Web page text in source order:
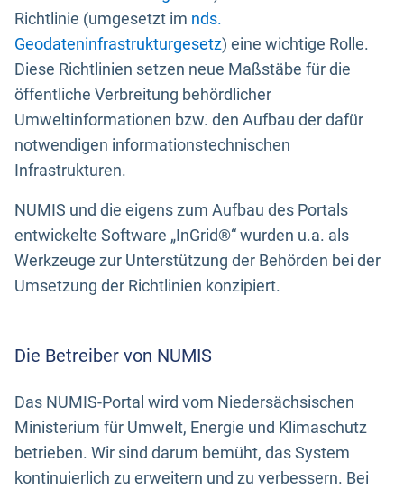
Richtlinie (umgesetzt im nds.
Geodateninfrastrukturgesetz) eine wichtige Rolle.
Diese Richtlinien setzen neue Maßstäbe für die
öffentliche Verbreitung behördlicher
Umweltinformationen bzw. den Aufbau der dafür
notwendigen informationstechnischen
Infrastrukturen.
NUMIS und die eigens zum Aufbau des Portals
entwickelte Software „InGrid®“ wurden u.a. als
Werkzeuge zur Unterstützung der Behörden bei der
Umsetzung der Richtlinien konzipiert.
Die Betreiber von NUMIS
Das NUMIS-Portal wird vom Niedersächsischen
Ministerium für Umwelt, Energie und Klimaschutz
betrieben. Wir sind darum bemüht, das System
kontinuierlich zu erweitern und zu verbessern. Bei